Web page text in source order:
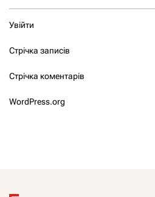
Увійти
Стрічка записів
Стрічка коментарів
WordPress.org